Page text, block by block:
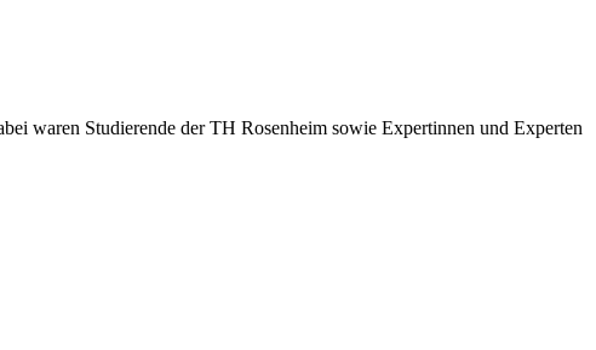
waren Studierende der TH Rosenheim sowie Expertinnen und Experten